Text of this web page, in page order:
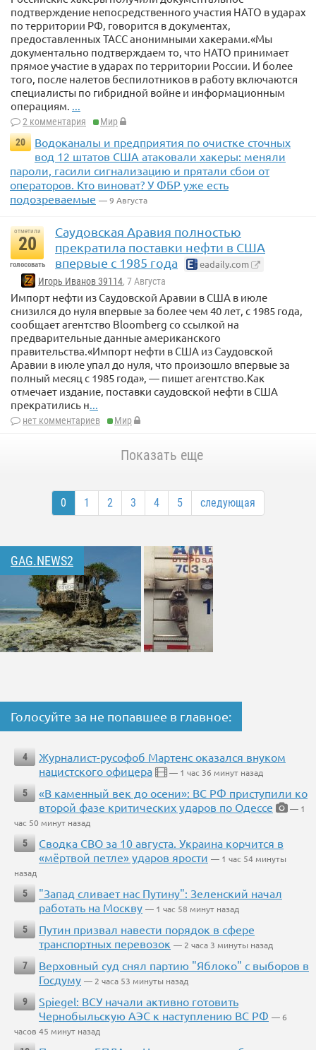
подтверждение непосредственного участия НАТО в ударах
по территории РФ, говорится в документах,
предоставленных ТАСС анонимными хакерами.«Мы
документально подтверждаем то, что НАТО принимает
прямое участие в ударах по территории России. И более
того, после налетов беспилотников в работу включаются
специалисты по гибридной войне и информационным
операциям. ...
2 комментария
Мир
20
Водоканалы и предприятия по очистке сточных
вод 12 штатов США атаковали хакеры: меняли
пароли, гасили сигнализацию и прятали сбои от
операторов. Кто виноват? У ФБР уже есть
подозреваемые — 9 Августа
отметили
20
голосовать
Саудовская Аравия полностью
прекратила поставки нефти в США
впервые с 1985 года
eadaily.com
Игорь Иванов 39114, 7 Августа
Импорт нефти из Саудовской Аравии в США в июле
снизился до нуля впервые за более чем 40 лет, с 1985 года,
сообщает агентство Bloomberg со ссылкой на
предварительные данные американского
правительства.«Импорт нефти в США из Саудовской
Аравии в июле упал до нуля, что произошло впервые за
полный месяц с 1985 года», — пишет агентство.Как
отмечает издание, поставки саудовской нефти в США
прекратились н...
нет комментариев Мир
Показать еще
0 1 2 3 4 5 следующая
GAG.NEWS2
Голосуйте за не попавшее в главное:
4
Журналист-русофоб Мартенс оказался внуком
нацистского офицера
— 1 час 36 минут назад
5
«В каменный век до осени»: ВС РФ приступили ко
второй фазе критических ударов по Одессе
— 1
час 50 минут назад
5
Сводка СВО за 10 августа. Украина корчится в
«мёртвой петле» ударов ярости — 1 час 54 минуты
назад
5
"Запад сливает нас Путину": Зеленский начал
работать на Москву — 1 час 58 минут назад
5
Путин призвал навести порядок в сфере
транспортных перевозок — 2 часа 3 минуты назад
7
Верховный суд снял партию "Яблоко" с выборов в
Госдуму — 2 часа 53 минуты назад
9
Spiegel: ВСУ начали активно готовить
Чернобыльскую АЭС к наступлению ВС РФ — 6
часов 45 минут назад